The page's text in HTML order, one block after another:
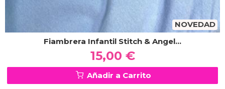
NOVEDAD
Fiambrera Infantil Stitch & Angel...
15,00 €
Añadir a Carrito